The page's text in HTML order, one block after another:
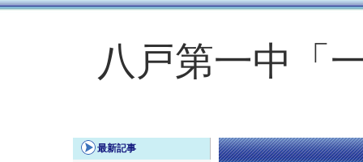
八戸第一中「
最新記事